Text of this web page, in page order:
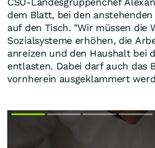
dem Blatt, bei den
auf den Tisch. "Wir müssen die
Sozialsysteme erhöhen, die
anreizen und den Haushalt bei
entlasten. Dabei darf auch das
vornherein ausgeklammert